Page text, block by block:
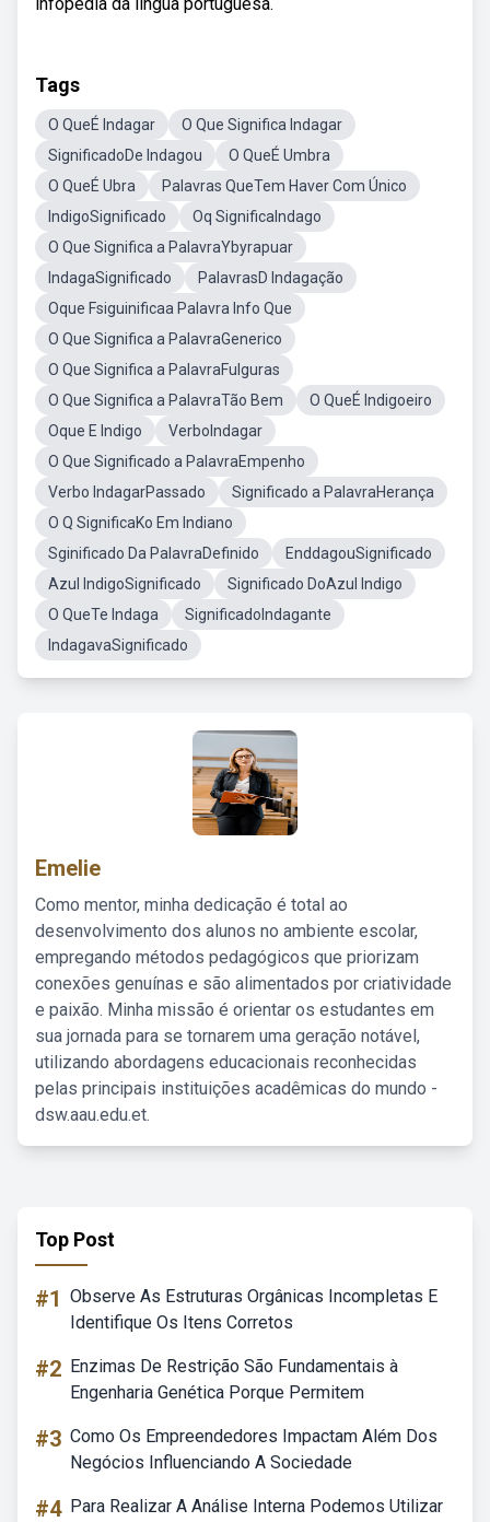
Tags
O QueÉ Indagar
O Que Significa Indagar
SignificadoDe Indagou
O QueÉ Umbra
O QueÉ Ubra
Palavras QueTem Haver Com Único
IndigoSignificado
Oq SignificaIndago
O Que Significa a PalavraYbyrapuar
IndagaSignificado
PalavrasD Indagação
Oque Fsiguinificaa Palavra Info Que
O Que Significa a PalavraGenerico
O Que Significa a PalavraFulguras
O Que Significa a PalavraTão Bem
O QueÉ Indigoeiro
Oque E Indigo
VerboIndagar
O Que Significado a PalavraEmpenho
Verbo IndagarPassado
Significado a PalavraHerança
O Q SignificaKo Em Indiano
Sginificado Da PalavraDefinido
EnddagouSignificado
Azul IndigoSignificado
Significado DoAzul Indigo
O QueTe Indaga
SignificadoIndagante
IndagavaSignificado
Emelie
Como mentor, minha dedicação é total ao
desenvolvimento dos alunos no ambiente escolar,
empregando métodos pedagógicos que priorizam
conexões genuínas e são alimentados por criatividade
e paixão. Minha missão é orientar os estudantes em
sua jornada para se tornarem uma geração notável,
utilizando abordagens educacionais reconhecidas
pelas principais instituições acadêmicas do mundo -
dsw.aau.edu.et.
Top Post
#1 Observe As Estruturas Orgânicas Incompletas E
Identifique Os Itens Corretos
#2 Enzimas De Restrição São Fundamentais à
Engenharia Genética Porque Permitem
#3 Como Os Empreendedores Impactam Além Dos
Negócios Influenciando A Sociedade
#4 Para Realizar A Análise Interna Podemos Utilizar